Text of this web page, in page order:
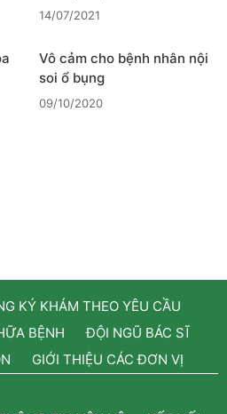
14/07/2021
Vô cảm cho bệnh nhân nội
soi ổ bụng
09/10/2020
KÝ KHÁM THEO YÊU CẦU
BỆNH
ĐỘI NGŨ BÁC SĨ
GIỚI THIỆU CÁC ĐƠN VỊ